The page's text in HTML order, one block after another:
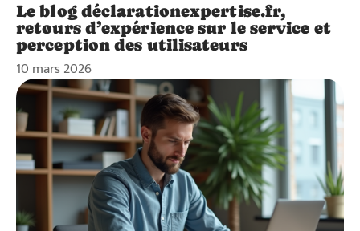
Le blog déclarationexpertise.fr,
retours d’expérience sur le service et
perception des utilisateurs
10 mars 2026